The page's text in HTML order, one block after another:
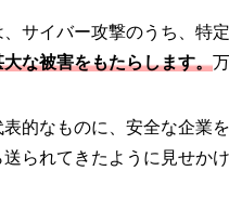
サイバー攻撃のうち、特
な被害をもたらします。
的なものに、安全な企業
られてきたように見せか